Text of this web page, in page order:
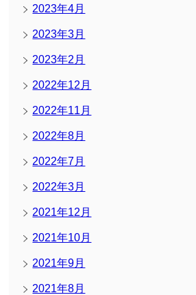
2023年4月
2023年3月
2023年2月
2022年12月
2022年11月
2022年8月
2022年7月
2022年3月
2021年12月
2021年10月
2021年9月
2021年8月